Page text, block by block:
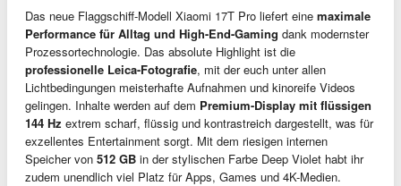
Das neue Flaggschiff-Modell Xiaomi 17T Pro liefert eine maximale
Performance für Alltag und High-End-Gaming dank modernster
Prozessortechnologie. Das absolute Highlight ist die
professionelle Leica-Fotografie, mit der euch unter allen
Lichtbedingungen meisterhafte Aufnahmen und kinoreife Videos
gelingen. Inhalte werden auf dem Premium-Display mit flüssigen
144 Hz extrem scharf, flüssig und kontrastreich dargestellt, was für
exzellentes Entertainment sorgt. Mit dem riesigen internen
Speicher von 512 GB in der stylischen Farbe Deep Violet habt ihr
zudem unendlich viel Platz für Apps, Games und 4K-Medien.